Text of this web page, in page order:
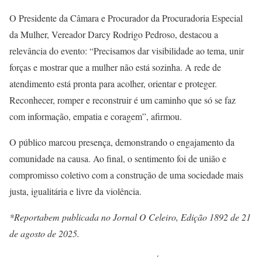
O Presidente da Câmara e Procurador da Procuradoria Especial
da Mulher, Vereador Darcy Rodrigo Pedroso, destacou a
relevância do evento: “Precisamos dar visibilidade ao tema, unir
forças e mostrar que a mulher não está sozinha. A rede de
atendimento está pronta para acolher, orientar e proteger.
Reconhecer, romper e reconstruir é um caminho que só se faz
com informação, empatia e coragem”, afirmou.
O público marcou presença, demonstrando o engajamento da
comunidade na causa. Ao final, o sentimento foi de união e
compromisso coletivo com a construção de uma sociedade mais
justa, igualitária e livre da violência.
*Reportabem publicada no Jornal O Celeiro, Edição 1892 de 21
de agosto de 2025.